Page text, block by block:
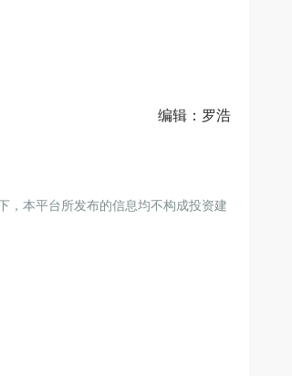
编辑：罗浩
，本平台所发布的信息均不构成投资建